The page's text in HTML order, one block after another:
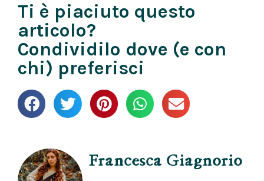
Ti è piaciuto questo
articolo?
Condividilo dove (e con
chi) preferisci
Francesca Giagnorio